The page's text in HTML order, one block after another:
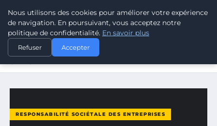
CLIMATE RESPONSE BLOG
ACCUEIL
RESPONSABILITÉ SOCIÉTALE DES ENTREPRISES
L’IMPORTANCE DE LA TRANSPARENCE DANS LE BILAN
RESPONSABILITÉ SOCIÉTALE DES ENTREPRISES
Nous utilisons des cookies pour améliorer votre expérience
de navigation. En poursuivant, vous acceptez notre
politique de confidentialité. En savoir plus
Refuser Accepter